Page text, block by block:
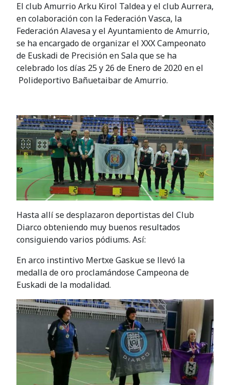
El club Amurrio Arku Kirol Taldea y el club Aurrera,
en colaboración con la Federación Vasca, la
Federación Alavesa y el Ayuntamiento de Amurrio,
se ha encargado de organizar el XXX Campeonato
de Euskadi de Precisión en Sala que se ha
celebrado los días 25 y 26 de Enero de 2020 en el
Polideportivo Bañuetaibar de Amurrio.
Hasta allí se desplazaron deportistas del Club
Diarco obteniendo muy buenos resultados
consiguiendo varios pódiums. Así:
En arco instintivo Mertxe Gaskue se llevó la
medalla de oro proclamándose Campeona de
Euskadi de la modalidad.